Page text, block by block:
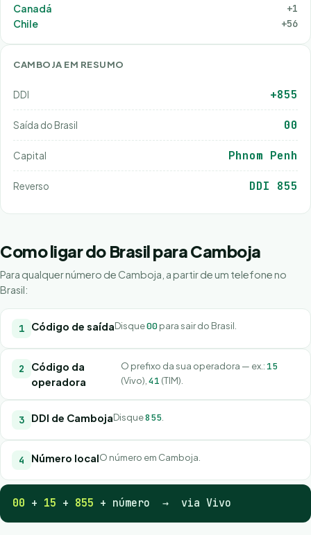
Canadá
+1
Chile
+56
CAMBOJA EM RESUMO
DDI +855
Saída do Brasil 00
Capital Phnom Penh
Reverso DDI 855
Como ligar do Brasil para Camboja
Para qualquer número de Camboja, a partir de um telefone no
Brasil:
Código de saídaDisque00para sair do Brasil.
Código da
operadora
O prefixo da sua operadora — ex.: 15
(Vivo), 41 (TIM).
DDI de CambojaDisque855
Número localO número em Camboja.
00 + 15 + 855 + número → via Vivo